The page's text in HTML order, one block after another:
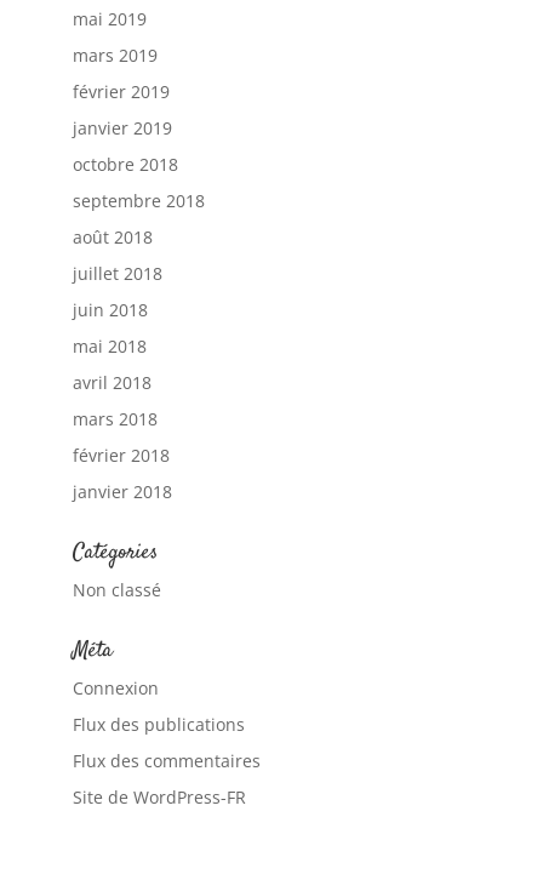
mai 2019
mars 2019
février 2019
janvier 2019
octobre 2018
septembre 2018
août 2018
juillet 2018
juin 2018
mai 2018
avril 2018
mars 2018
février 2018
janvier 2018
Catégories
Non classé
Méta
Connexion
Flux des publications
Flux des commentaires
Site de WordPress-FR